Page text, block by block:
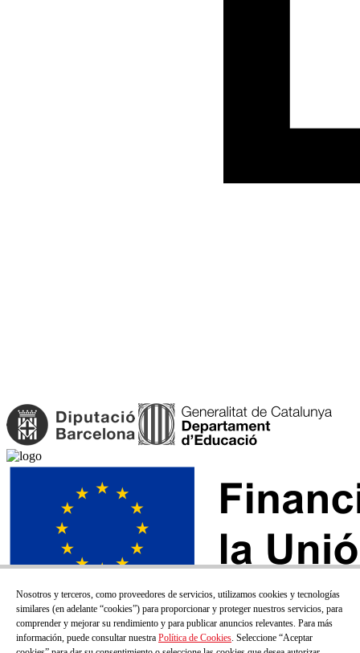
Nosotros y terceros, como proveedores de servicios, utilizamos cookies y tecnologías
similares (en adelante “cookies”) para proporcionar y proteger nuestros servicios, para
comprender y mejorar su rendimiento y para publicar anuncios relevantes. Para más
información, puede consultar nuestra Política de Cookies. Seleccione “Aceptar